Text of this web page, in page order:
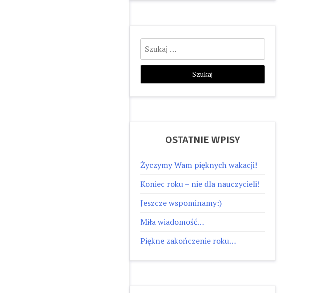
Szukaj:
OSTATNIE WPISY
Życzymy Wam pięknych wakacji!
Koniec roku – nie dla nauczycieli!
Jeszcze wspominamy:)
Miła wiadomość…
Piękne zakończenie roku…